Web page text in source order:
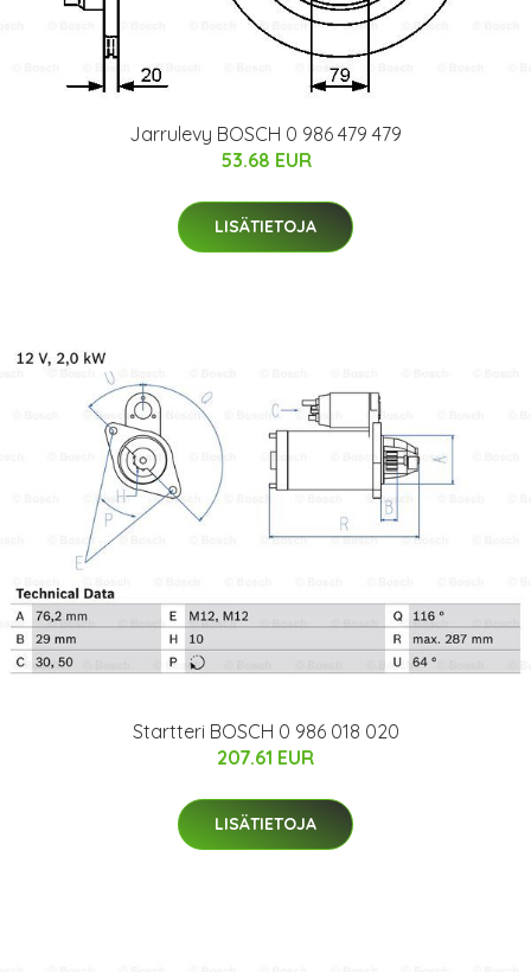
Jarrulevy BOSCH 0 986 479 479
53.68 EUR
LISÄTIETOJA
Startteri BOSCH 0 986 018 020
207.61 EUR
LISÄTIETOJA